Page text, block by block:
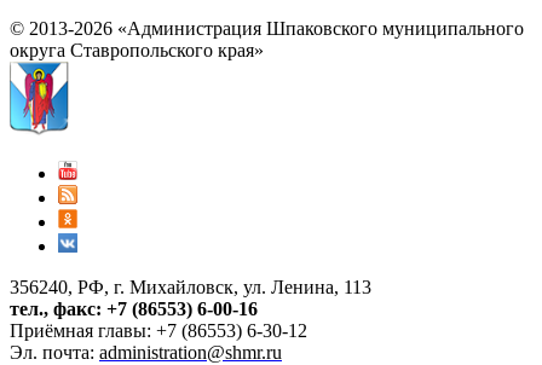
© 2013-2026 «Администрация Шпаковского муниципального
округа Ставропольского края»
356240, РФ, г. Михайловск, ул. Ленина, 113
тел., факс: +7 (86553) 6-00-16
Приёмная главы: +7 (86553) 6-30-12
Эл. почта: administration@shmr.ru